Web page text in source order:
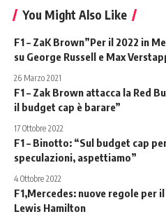
You Might Also Like
F1 – ZaK Brown”Per il 2022 in
su George Russell e Max
26 Marzo 2021
F1 – Zak Brown attacca la Red
il budget cap è barare”
17 Ottobre 2022
F1 – Binotto: “Sul budget cap
speculazioni, aspettiamo”
4 Ottobre 2022
F1,Mercedes: nuove regole per
Lewis Hamilton